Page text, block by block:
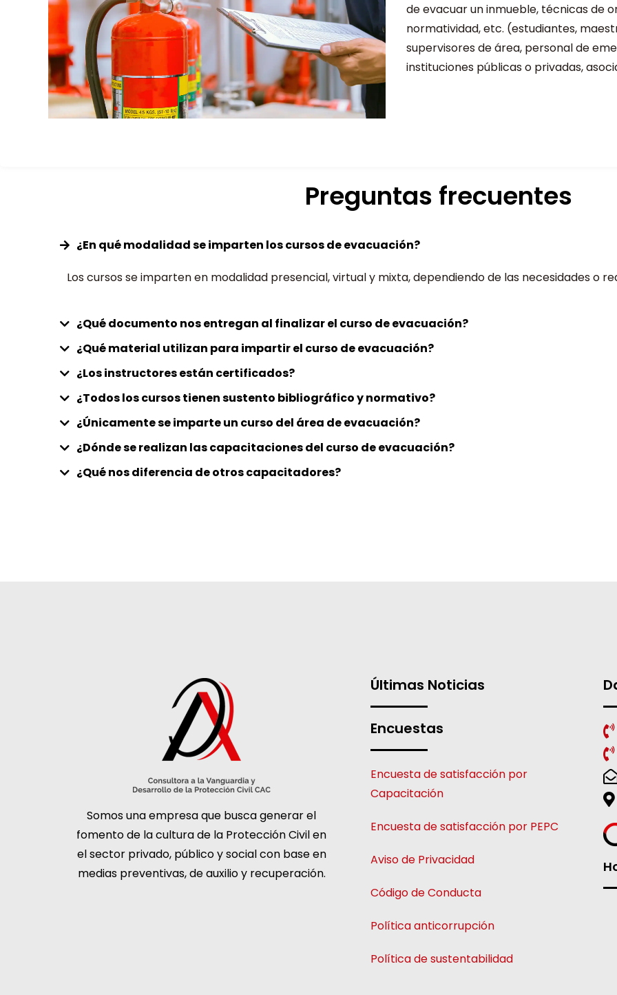
de evacuar un inmueble, técnicas de
normatividad, etc. (estudiantes,
supervisores de área, personal de
instituciones públicas o privadas,
Preguntas frecuentes
¿En qué modalidad se imparten los cursos de evacuación?
Los cursos se imparten en modalidad presencial, virtual y mixta, dependiendo de las necesidades o
¿Qué documento nos entregan al finalizar el curso de evacuación?
¿Qué material utilizan para impartir el curso de evacuación?
¿Los instructores están certificados?
¿Todos los cursos tienen sustento bibliográfico y normativo?
¿Únicamente se imparte un curso del área de evacuación?
¿Dónde se realizan las capacitaciones del curso de evacuación?
¿Qué nos diferencia de otros capacitadores?
Somos una empresa que busca generar el
fomento de la cultura de la Protección Civil en
el sector privado, público y social con base en
medias preventivas, de auxilio y recuperación.
Últimas Noticias
Encuestas
Encuesta de satisfacción por
Capacitación
Encuesta de satisfacción por PEPC
Aviso de Privacidad
Código de Conducta
Política anticorrupción
Política de sustentabilidad